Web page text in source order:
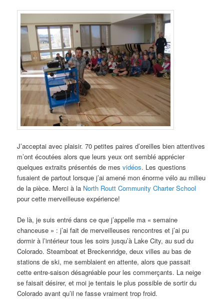
J’acceptai avec plaisir. 70 petites paires d’oreilles bien attentives
m’ont écoutées alors que leurs yeux ont semblé apprécier
quelques extraits présentés de mesvidéos. Les questions
fusaient de partout lorsque j’ai amené mon énorme vélo au milieu
de la pièce. Merci à la North Routt Community Charter School
pour cette merveilleuse expérience!
De là, je suis entré dans ce que j’appelle ma « semaine
chanceuse » : j’ai fait de merveilleuses rencontres et j’ai pu
dormir à l’intérieur tous les soirs jusqu’à Lake City, au sud du
Colorado. Steamboat et Breckenridge, deux villes au bas de
stations de ski, me semblaient en attente, alors que passait
cette entre-saison désagréable pour les commerçants. La neige
se faisait désirer, et moi je tentais le plus possible de sortir du
Colorado avant qu’il ne fasse vraiment trop froid.